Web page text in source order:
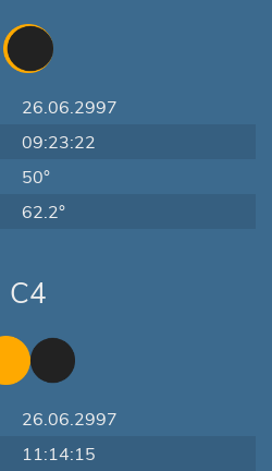
26.06.2997
09:23:22
50°
62.2°
C4
26.06.2997
11:14:15